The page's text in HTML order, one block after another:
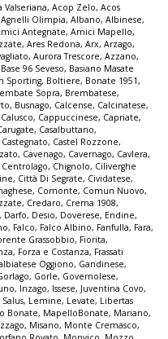
Valseriana, Acop Zelo, Acos
Agnelli Olimpia, Albano, Albinese,
Antegnate, Amici Mapello,
, Ares Redona, Arx, Arzago,
, Aurora Trescore, Azzano,
Base 96 Seveso, Basiano Masate
Sporting, Boltiere, Bonate 1951,
Sopra, Brembatese,
, Busnago, Calcense, Calcinatese,
Calusco, Cappuccinese, Capriate,
, Casalbuttano,
Castegnato, Castel Rozzone,
, Cavenago, Cavernago, Cavlera,
Centrolago, Chignolo, Ciliverghe
, Città Di Segrate, Cividatese,
, Comonte, Comun Nuovo,
, Credaro, Crema 1908,
, Darfo, Desio, Doverese, Endine,
, Falco, Falco Albino, Fanfulla, Fara,
Grassobbio, Fiorita,
, Forza e Costanza, Frassati
Oggiono, Gandinese,
, Gorle, Governolese,
, Inzago, Issese, Juventina Covo,
, Lemine, Levate, Libertas
Bonate, MapelloBonate, Mariano,
, Misano, Monte Cremasco,